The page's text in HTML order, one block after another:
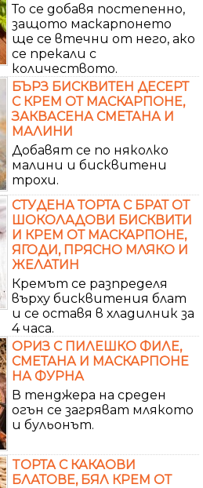
То се добавя постепенно,
защото маскарпонето
ще се втечни от него, ако
се прекали с
количеството.
БЪРЗ БИСКВИТЕН ДЕСЕРТ
С КРЕМ ОТ МАСКАРПОНЕ,
ЗАКВАСЕНА СМЕТАНА И
МАЛИНИ
Добавят се по няколко
малини и бисквитени
трохи.
СТУДЕНА ТОРТА С БРАТ ОТ
ШОКОЛАДОВИ БИСКВИТИ
И КРЕМ ОТ МАСКАРПОНЕ,
ЯГОДИ, ПРЯСНО МЛЯКО И
ЖЕЛАТИН
Кремът се разпределя
върху бисквитения блат
и се оставя в хладилник за
4 часа.
ОРИЗ С ПИЛЕШКО ФИЛЕ,
СМЕТАНА И МАСКАРПОНЕ
НА ФУРНА
В тенджера на среден
огън се загряват млякото
и бульонът.
TОРТА С КАКАОВИ
БЛАТОВЕ, БЯЛ КРЕМ ОТ